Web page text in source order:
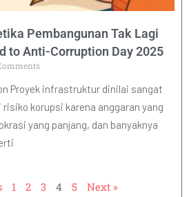
Pembangunan Tak Lagi
to Anti-Corruption Day 2025
Proyek infrastruktur dinilai sangat
korupsi karena anggaran yang
yang panjang, dan banyaknya
1 2 3 4 5 Next »